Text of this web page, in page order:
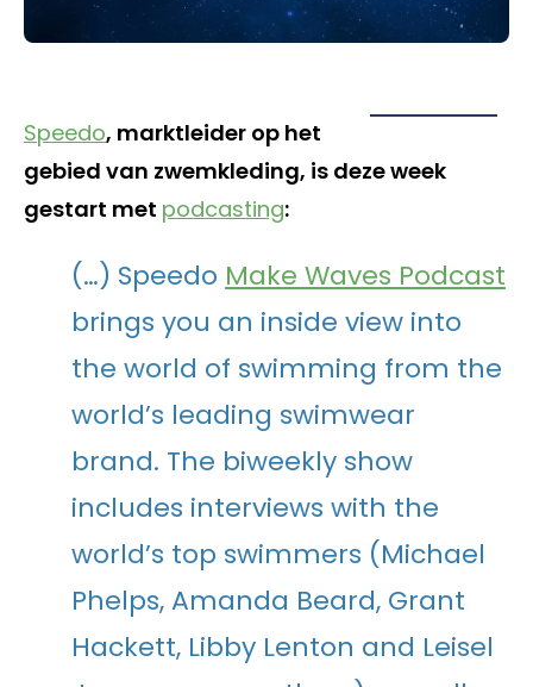
Speedo, marktleider op het
gebied van zwemkleding, is deze week
gestart met podcasting:
(…) Speedo Make Waves Podcast
brings you an inside view into
the world of swimming from the
world’s leading swimwear
brand. The biweekly show
includes interviews with the
world’s top swimmers (Michael
Phelps, Amanda Beard, Grant
Hackett, Libby Lenton and Leisel